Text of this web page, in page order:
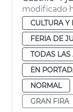
modificado
CULTURA Y
FERIA DE
TODAS LAS
EN
NORMAL
GRAN FIRA